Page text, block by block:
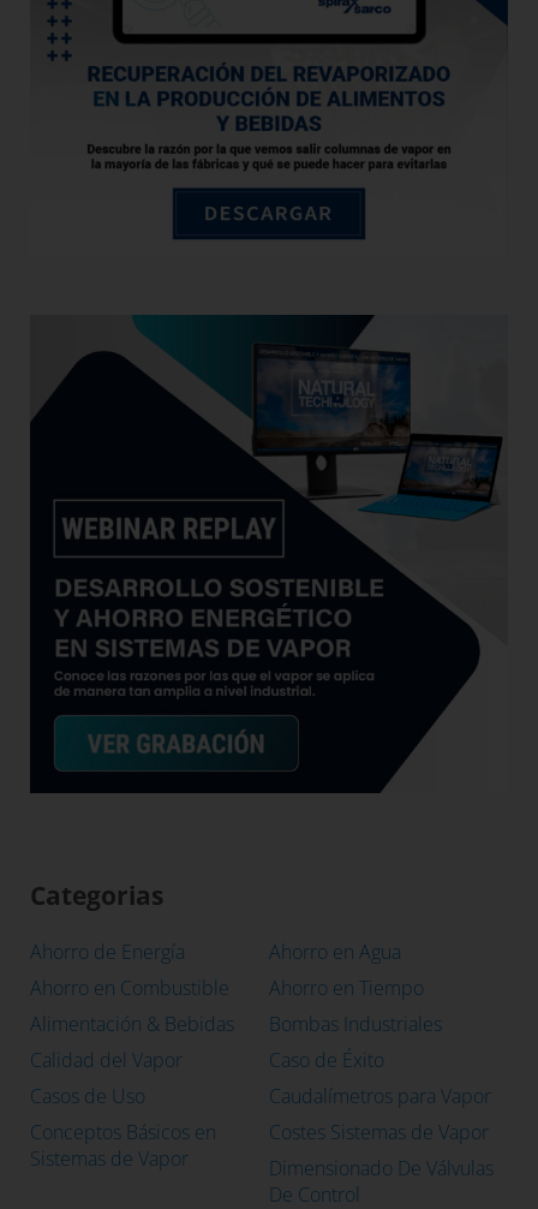
Categorias
Ahorro de Energía
Ahorro en Agua
Ahorro en Combustible
Ahorro en Tiempo
Alimentación & Bebidas
Bombas Industriales
Calidad del Vapor
Caso de Éxito
Casos de Uso
Caudalímetros para Vapor
Conceptos Básicos en
Sistemas de Vapor
Costes Sistemas de Vapor
Dimensionado De Válvulas
De Control